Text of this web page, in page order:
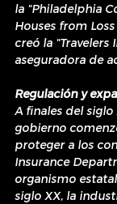
la "Philadelphia
Houses from Loss
creó la "Travelers
aseguradora de
Regulación y
A finales del
gobierno
proteger a los
Insurance
organismo
siglo XX, la